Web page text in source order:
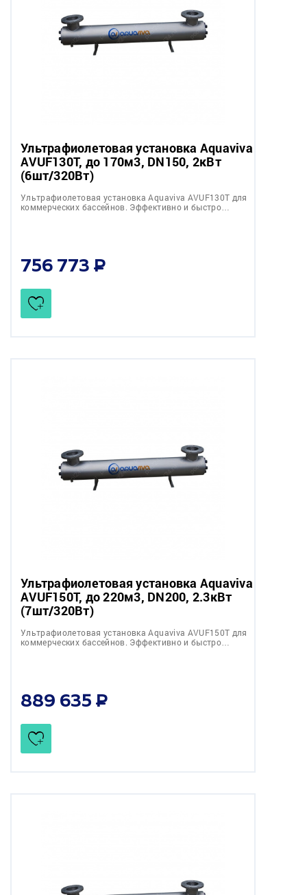
Ультрафиолетовая установка Aquaviva
AVUF130T, до 170м3, DN150, 2кВт
(6шт/320Вт)
Ультрафиолетовая установка Aquaviva AVUF130T для
коммерческих бассейнов. Эффективно и быстро…
756 773
Ультрафиолетовая установка Aquaviva
AVUF150T, до 220м3, DN200, 2.3кВт
(7шт/320Вт)
Ультрафиолетовая установка Aquaviva AVUF150T для
коммерческих бассейнов. Эффективно и быстро…
889 635